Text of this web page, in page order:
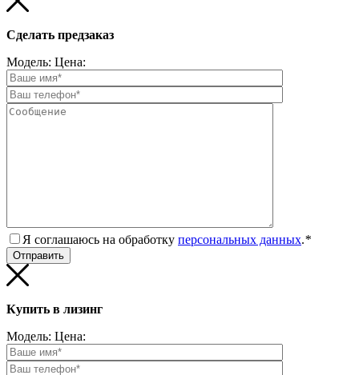
Сделать предзаказ
Модель: Цена:
Я соглашаюсь на обработку персональных данных.*
Купить в лизинг
Модель: Цена: